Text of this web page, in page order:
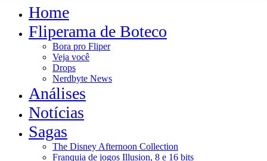
Home
Fliperama de Boteco
Bora pro Fliper
Veja você
Drops
Nerdbyte News
Análises
Notícias
Sagas
The Disney Afternoon Collection
Franquia de jogos Illusion, 8 e 16 bits